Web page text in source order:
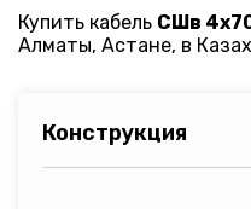
Купить кабель СШв
Алматы, Астане, в
Конструкция